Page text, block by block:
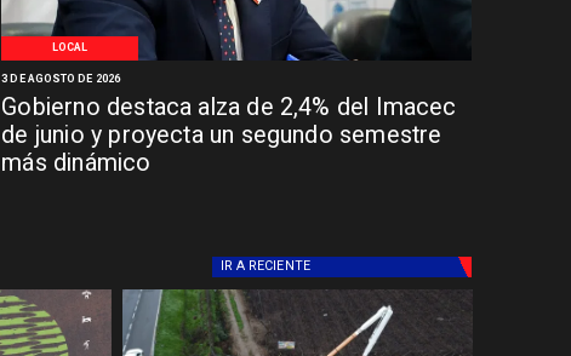
LOCAL
Gobierno destaca alza de 2,4% del Imacec
de junio y proyecta un segundo semestre
más dinámico
3 DE AGOSTO DE 2026
IR A RECIENTE